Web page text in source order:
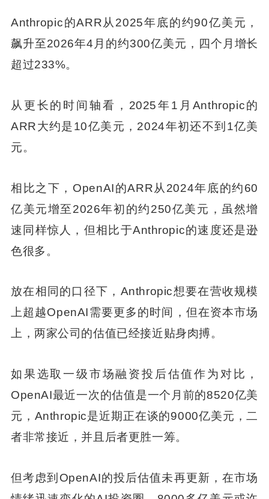
Anthropic的ARR从2025年底的约90亿美元，
飙升至2026年4月的约300亿美元，四个月增长
超过233%。
从更长的时间轴看，2025年1月Anthropic的
ARR大约是10亿美元，2024年初还不到1亿美
元。
相比之下，OpenAI的ARR从2024年底的约60
亿美元增至2026年初的约250亿美元，虽然增
速同样惊人，但相比于Anthropic的速度还是逊
色很多。
放在相同的口径下，Anthropic想要在营收规模
上超越OpenAI需要更多的时间，但在资本市场
上，两家公司的估值已经接近贴身肉搏。
如果选取一级市场融资投后估值作为对比，
OpenAI最近一次的估值是一个月前的8520亿美
元，Anthropic是近期正在谈的9000亿美元，二
者非常接近，并且后者更胜一筹。
但考虑到OpenAI的投后估值未再更新，在市场